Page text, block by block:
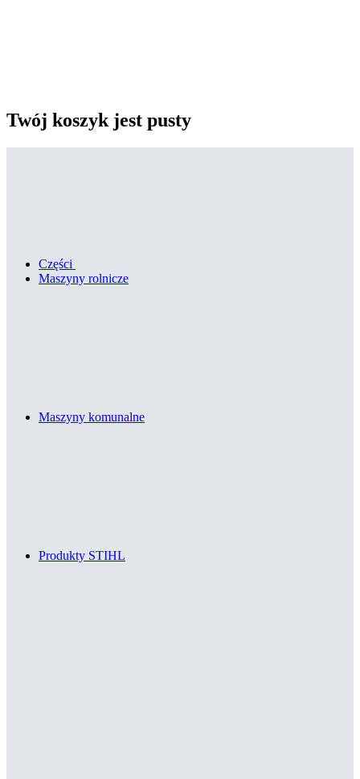
Twój koszyk jest pusty
Części
Maszyny rolnicze
Maszyny komunalne
Produkty STIHL